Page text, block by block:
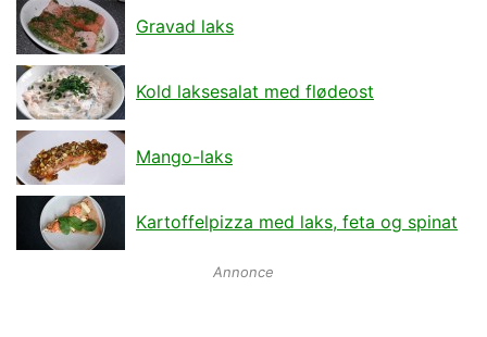
Gravad laks
Kold laksesalat med flødeost
Mango-laks
Kartoffelpizza med laks, feta og spinat
Annonce